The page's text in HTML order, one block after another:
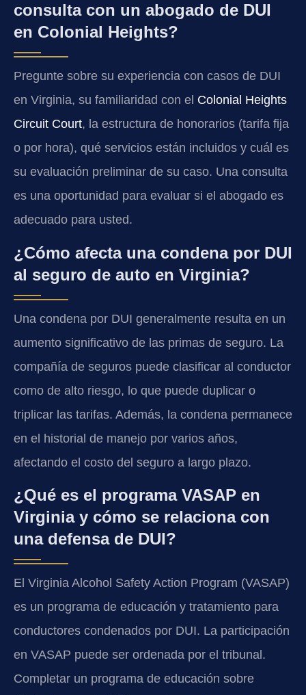
consulta con un abogado de DUI
en Colonial Heights?
Pregunte sobre su experiencia con casos de DUI
en Virginia, su familiaridad con el Colonial Heights
Circuit Court, la estructura de honorarios (tarifa fija
o por hora), qué servicios están incluidos y cuál es
su evaluación preliminar de su caso. Una consulta
es una oportunidad para evaluar si el abogado es
adecuado para usted.
¿Cómo afecta una condena por DUI
al seguro de auto en Virginia?
Una condena por DUI generalmente resulta en un
aumento significativo de las primas de seguro. La
compañía de seguros puede clasificar al conductor
como de alto riesgo, lo que puede duplicar o
triplicar las tarifas. Además, la condena permanece
en el historial de manejo por varios años,
afectando el costo del seguro a largo plazo.
¿Qué es el programa VASAP en
Virginia y cómo se relaciona con
una defensa de DUI?
El Virginia Alcohol Safety Action Program (VASAP)
es un programa de educación y tratamiento para
conductores condenados por DUI. La participación
en VASAP puede ser ordenada por el tribunal.
Completar un programa de educación sobre